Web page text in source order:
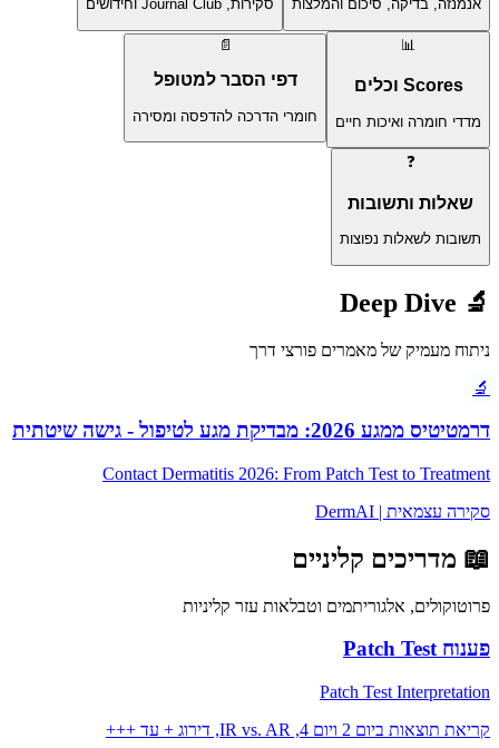
אנמנזה, בדיקה, סיכום והמלצות סקירות, Journal Club וחידושים
📊
Scores וכלים
מדדי חומרה ואיכות חיים
📄
דפי הסבר למטופל
חומרי הדרכה להדפסה ומסירה
❓
שאלות ותשובות
תשובות לשאלות נפוצות
🔬
ניתוח מעמיק של מאמרים פורצי דרך
🔬
דרמטיטיס ממגע 2026: מבדיקת מגע לטיפול - גישה שיטתית
Contact Dermatitis 2026: From Patch Test to Treatment
סקירה עצמאית | DermAI
📖 מדריכים קליניים
פרוטוקולים, אלגוריתמים וטבלאות עזר קליניות
פענוח Patch Test
Patch Test Interpretation
קריאת תוצאות ביום 2 ויום 4, IR vs. AR, דירוג + עד +++